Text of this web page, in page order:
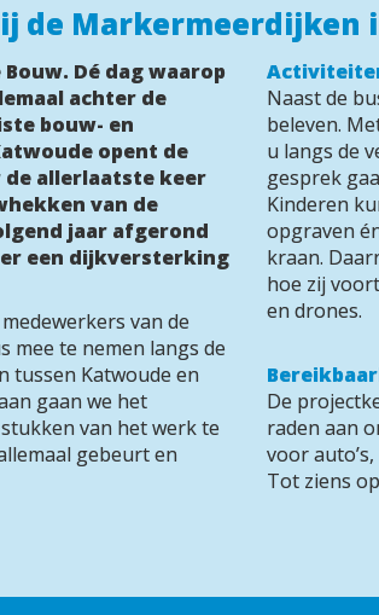
de Markermeerdijken
Dé dag waarop
achter de
bouw- en
opent de
allerlaatste keer
van de
jaar afgerond
een dijkversterking
van de
mee te nemen langs de
tussen Katwoude en
gaan we het
van het werk te
gebeurt en
Naast de
beleven.
u langs de
gesprek
Kinderen
opgraven
kraan.
hoe zij
en drones.
De
raden aan
voor
Tot ziens